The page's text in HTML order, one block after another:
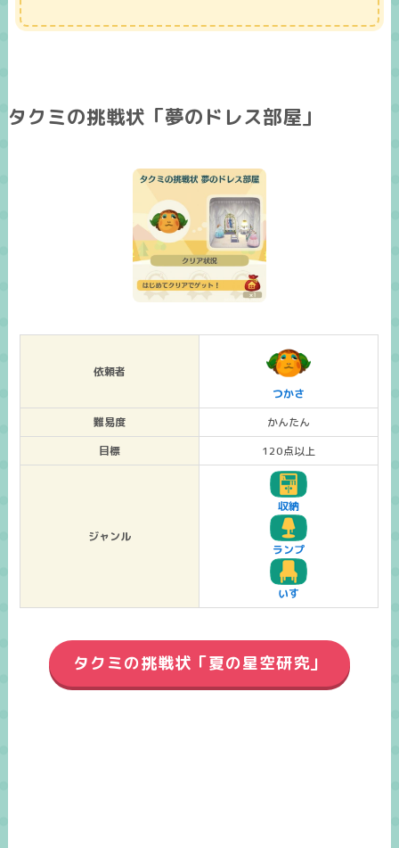
タクミの挑戦状「夢のドレス部屋」
依頼者
つかさ
難易度
かんたん
目標
120点以上
ジャンル
収納
ランプ
いす
タクミの挑戦状「夏の星空研究」